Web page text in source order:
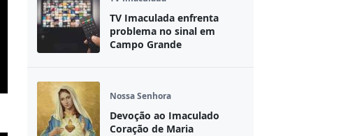
TV Imaculada enfrenta
problema no sinal em
Campo Grande
Nossa Senhora
Devoção ao Imaculado
Coração de Maria